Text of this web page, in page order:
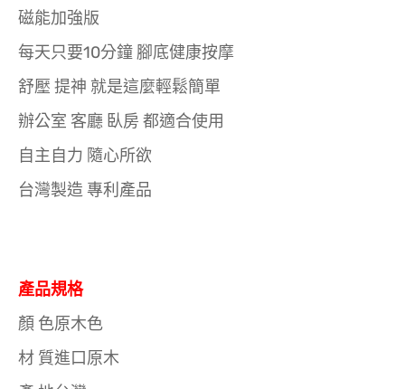
磁能加強版
每天只要10分鐘 腳底健康按摩
舒壓 提神 就是這麼輕鬆簡單
辦公室 客廳 臥房 都適合使用
自主自力 隨心所欲
台灣製造 專利產品
產品規格
顏 色原木色
材 質進口原木